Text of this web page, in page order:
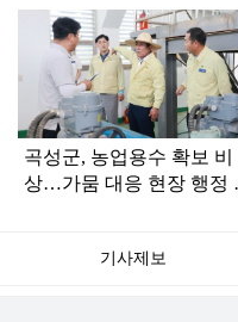
곡성군, 농업용수 확보 비
상…가뭄 대응 현장 행정
기사제보